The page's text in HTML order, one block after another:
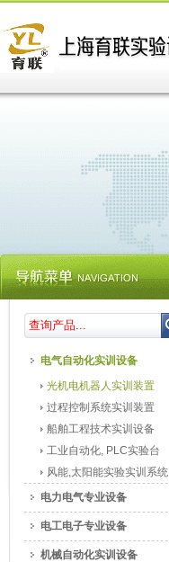
电气自动化实训设备
光机电机器人实训装置
过程控制系统实训装置
船舶工程技术实训设备
工业自动化, PLC实验台
风能,太阳能实验实训系统
电力电气专业设备
电工电子专业设备
机械自动化实训设备